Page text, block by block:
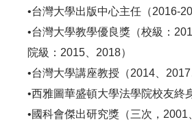
•台灣大學出版中心主任（2016-
•台灣大學教學優良獎（校級：
院級：2015、2018）
•台灣大學講座教授（2014、2017
•西雅圖華盛頓大學法學院校友終
•國科會傑出研究獎（三次，2001